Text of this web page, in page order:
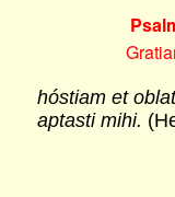
hóstiam et
aptasti mihi.